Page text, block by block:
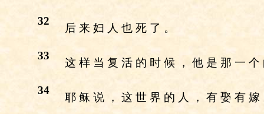
32
后 来 妇 人 也 死 了 。
33
这 样 当 复 活 的 时 候 ， 他 是 那 一
34
耶 稣 说 ， 这 世 界 的 人 ， 有 娶 有 嫁